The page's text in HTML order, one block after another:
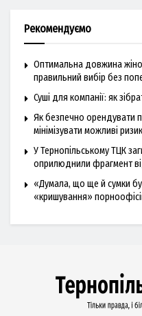
Рекомендуємо
Оптимальна довжина
правильний вибір без
Суші для компанії: як
Як безпечно орендувати
мінімізувати можливі
У Тернопільському ТЦК
оприлюднили фрагмент
«Думала, що ще й сумки
«кришування»